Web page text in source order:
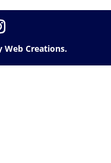
Web Creations.